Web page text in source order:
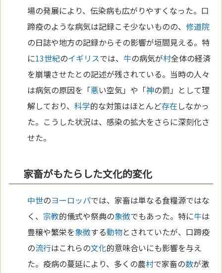
場の発展により、伝染病も広がりやすくなった。口
蹄疫のような病気は記録こそ少ないものの、修道院
の日誌や地方の記録からその影響が垣間見える。特
に13世紀のイギリスでは、 牛の病気が村全体の経済
を崩壊させたとの記述が残されている。当時の人々
は病気の原因を「悪い空気」や「神の罰」として理
解しており、科学的な対策はほとんど存在しなかっ
た。こうした状況は、感染の拡大をさらに深刻化さ
せた。
家畜がもたらした文化的変化
中世のヨーロッパでは、家畜は単なる食糧源ではな
く、 宗教的儀式や祭典の象徴でもあった。特に牛は
豊穣や繁栄を象徴する動物とされていたが、口蹄疫
の流行はこれらの文化的意味合いにも影響を与え
た。疫病の蔓延により、多くの農村で家畜の数が激